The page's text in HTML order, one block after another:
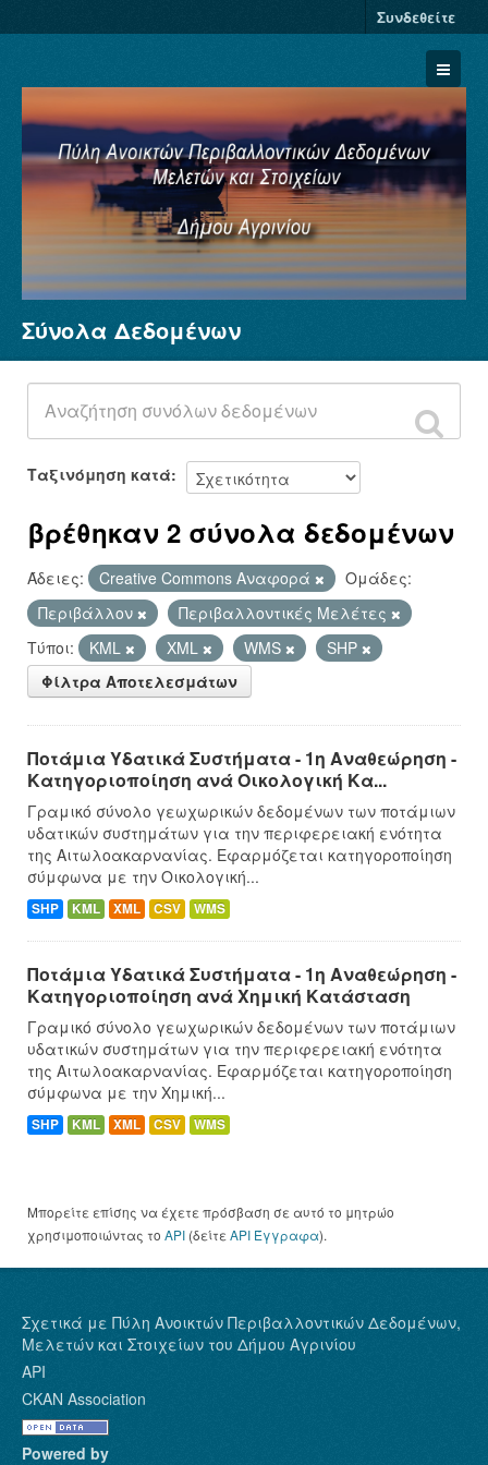
Συνδεθείτε
Σύνολα Δεδομένων
Φορείς
Ομάδες
Σχετικά
Σύνολα Δεδομένων
Ταξινόμηση κατά
βρέθηκαν 2 σύνολα δεδομένων
Άδειες: Creative Commons Αναφορά
Ομάδες:
Περιβάλλον
Περιβαλλοντικές Μελέτες
Τύποι:
KML XML WMS
SHP
Φίλτρα Αποτελεσμάτων
Ποτάμια Υδατικά Συστήματα - 1η Αναθεώρηση -
Κατηγοριοποίηση ανά Οικολογική Κα...
Γραμικό σύνολο γεωχωρικών δεδομένων των ποτάμιων
υδατικών συστημάτων για την περιφερειακή ενότητα
της Αιτωλοακαρνανίας. Εφαρμόζεται κατηγοροποίηση
σύμφωνα με την Οικολογική...
SHP KML XML CSV WMS
Ποτάμια Υδατικά Συστήματα - 1η Αναθεώρηση -
Κατηγοριοποίηση ανά Χημική Κατάσταση
Γραμικό σύνολο γεωχωρικών δεδομένων των ποτάμιων
υδατικών συστημάτων για την περιφερειακή ενότητα
της Αιτωλοακαρνανίας. Εφαρμόζεται κατηγοροποίηση
σύμφωνα με την Χημική...
SHP KML XML CSV WMS
Μπορείτε επίσης να έχετε πρόσβαση σε αυτό το μητρώο
χρησιμοποιώντας το API (δείτε API Έγγραφα).
Σχετικά με Πύλη Ανοικτών Περιβαλλοντικών Δεδομένων,
Μελετών και Στοιχείων του Δήμου Αγρινίου
API
CKAN Association
Powered by